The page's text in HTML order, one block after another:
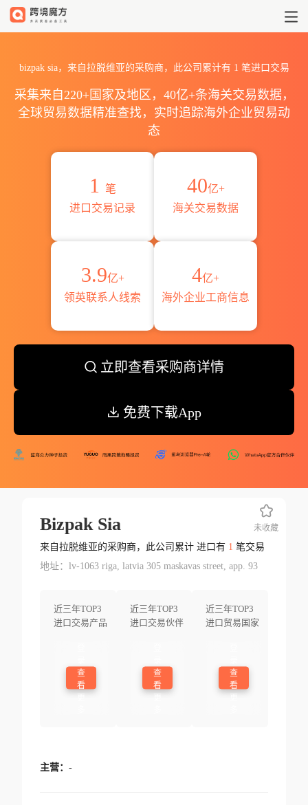
bizpak sia，来自拉脱维亚的采购商，此公司累计有 1 笔进口交易
采集来自220+国家及地区，40亿+条海关交易数据，
全球贸易数据精准查找，实时追踪海外企业贸易动
态
1
笔
进口交易记录
40亿+
海关交易数据
3.9亿+
领英联系人线索
4亿+
海外企业工商信息
立即查看采购商详情
免费下载App
Bizpak Sia
来自拉脱维亚的采购商，此公司累计 进口有 1 笔交易
地址：lv-1063 riga, latvia 305 maskavas street, app. 93
近三年TOP3
进口交易产品
查
看
近三年TOP3
进口交易伙伴
查
看
近三年TOP3
进口贸易国家
查
看
未收藏
主营： -